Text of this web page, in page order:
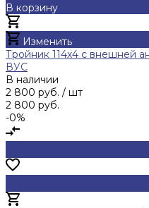
В корзину
Изменить
Тройник 114х4 с внешней
ВУС
В наличии
2 800 руб. / шт
2 800 руб.
-0%